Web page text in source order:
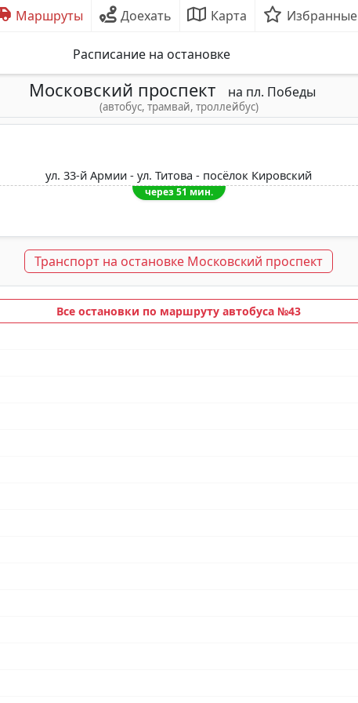
Маршруты Доехать Карта Избранные
Расписание на остановке
Московский проспект на пл. Победы
(автобус, трамвай, троллейбус)
ул. 33-й Армии - ул. Титова - посёлок Кировский
через 51 мин.
Транспорт на остановке Московский проспект
Все остановки по маршруту автобуса №43